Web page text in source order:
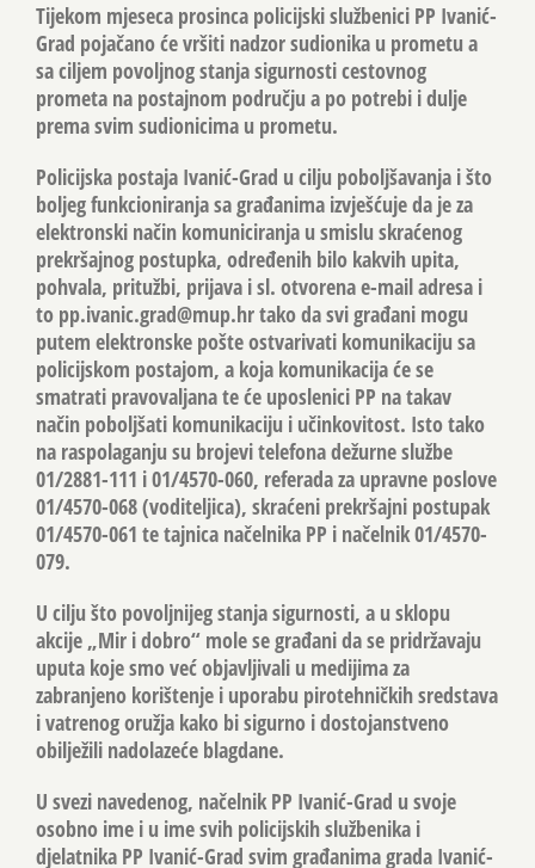
Tijekom mjeseca prosinca policijski službenici PP Ivanić-
Grad pojačano će vršiti nadzor sudionika u prometu a
sa ciljem povoljnog stanja sigurnosti cestovnog
prometa na postajnom području a po potrebi i dulje
prema svim sudionicima u prometu.
Policijska postaja Ivanić-Grad u cilju poboljšavanja i što
boljeg funkcioniranja sa građanima izvješćuje da je za
elektronski način komuniciranja u smislu skraćenog
prekršajnog postupka, određenih bilo kakvih upita,
pohvala, pritužbi, prijava i sl. otvorena e-mail adresa i
to pp.ivanic.grad@mup.hrtako da svi građani mogu
putem elektronske pošte ostvarivati komunikaciju sa
policijskom postajom, a koja komunikacija će se
smatrati pravovaljana te će uposlenici PP na takav
način poboljšati komunikaciju i učinkovitost. Isto tako
na raspolaganju su brojevi telefona dežurne službe
01/2881-111 i 01/4570-060, referada za upravne poslove
01/4570-068 (voditeljica), skraćeni prekršajni postupak
01/4570-061 te tajnica načelnika PP i načelnik 01/4570-
079.
U cilju što povoljnijeg stanja sigurnosti, a u sklopu
akcije „Mir i dobro“ mole se građani da se pridržavaju
uputa koje smo već objavljivali u medijima za
zabranjeno korištenje i uporabu pirotehničkih sredstava
i vatrenog oružja kako bi sigurno i dostojanstveno
obilježili nadolazeće blagdane.
U svezi navedenog, načelnik PP Ivanić-Grad u svoje
osobno ime i u ime svih policijskih službenika i
djelatnika PP Ivanić-Grad svim građanima grada Ivanić-